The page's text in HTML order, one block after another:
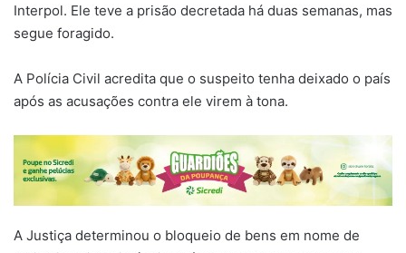
Interpol. Ele teve a prisão decretada há duas semanas, mas
segue foragido.
A Polícia Civil acredita que o suspeito tenha deixado o país
após as acusações contra ele virem à tona.
A Justiça determinou o bloqueio de bens em nome de